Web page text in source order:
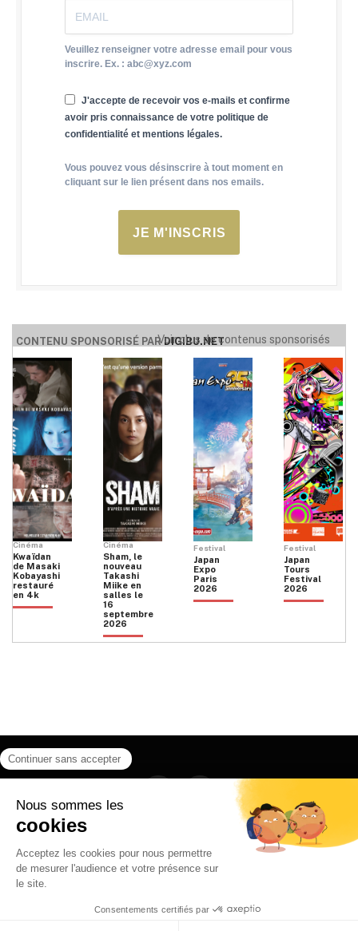
Veuillez renseigner votre adresse email pour vous
inscrire. Ex. : abc@xyz.com
J'accepte de recevoir vos e-mails et confirme
avoir pris connaissance de votre politique de
confidentialité et mentions légales.
Vous pouvez vous désinscrire à tout moment en
cliquant sur le lien présent dans nos emails.
JE M'INSCRIS
CONTENU SPONSORISÉ PARDIGIBU.NET
Voir plus de contenus sponsorisés
Cinéma
Kwaïdan
de Masaki
Kobayashi
restauré
en 4k
Cinéma
Sham, le
nouveau
Takashi
Miike en
salles le
16
septembre
2026
Festival
Japan
Expo
Paris
2026
Festival
Japan
Tours
Festival
2026
Instagram
CONTACT
POLITIQUE DE CONFIDENTIALITÉ
© 2026 Ilyfunet communication